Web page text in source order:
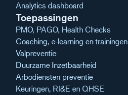
Analytics dashboard
Toepassingen
PMO, PAGO, Health Checks
Coaching, e-learning en trainingen
Valpreventie
Duurzame Inzetbaarheid
Arbodiensten preventie
Keuringen, RI&E en QHSE